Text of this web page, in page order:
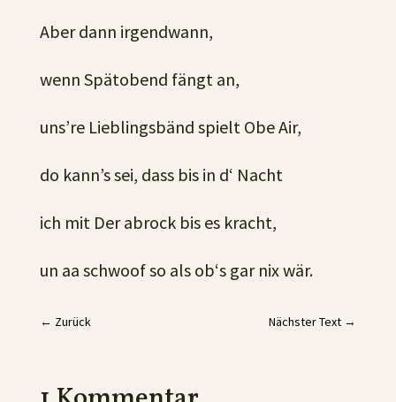
Aber dann irgendwann,
wenn Spätobend fängt an,
uns’re Lieblingsbänd spielt Obe Air,
do kann’s sei, dass bis in d‘ Nacht
ich mit Der abrock bis es kracht,
un aa schwoof so als ob‘s gar nix wär.
← Zurück Nächster Text →